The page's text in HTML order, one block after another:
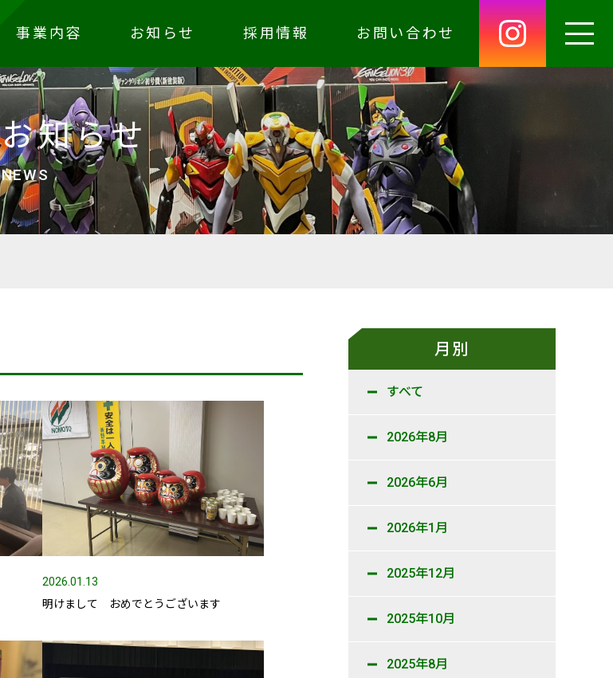
事業内容 お知らせ 採用情報 お問い合わせ
お知らせ
NEWS
2026.01.13
明けまして おめでとうございます
月別
すべて
2026年8月
2026年6月
2026年1月
2025年12月
2025年10月
2025年8月